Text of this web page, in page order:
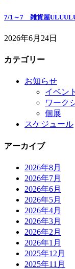
7/1～7 雑貨屋
2026年6月24日
カテゴリー
お知らせ
イベント
ワーク
個展
スケジュール
アーカイブ
2026年8月
2026年7月
2026年6月
2026年5月
2026年4月
2026年3月
2026年2月
2026年1月
2025年12月
2025年11月